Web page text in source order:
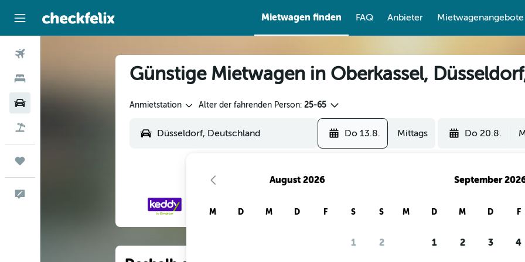
Mietwagen finden FAQ Anbieter Mietwagenangebote
Günstige Mietwagen in Oberkassel,
Anmietstation Alter der fahrenden Person: 25-65
Do 13.8. Mittags Do 20.8.
August 2026
M D M D F S S
1 2
September
M D M D F
1 2 3 4